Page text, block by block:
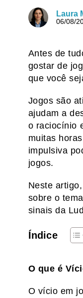
Laura
06/08/
Antes de
gostar de
que você
Jogos são
ajudam a
o raciocínio
muitas
impulsiva
jogos.
Neste
sobre o
sinais da
Índice
O que é
O vício em